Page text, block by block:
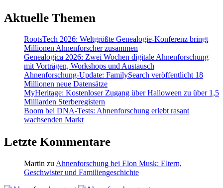
Aktuelle Themen
RootsTech 2026: Weltgrößte Genealogie-Konferenz bringt
Millionen Ahnenforscher zusammen
Genealogica 2026: Zwei Wochen digitale Ahnenforschung
mit Vorträgen, Workshops und Austausch
Ahnenforschung-Update: FamilySearch veröffentlicht 18
Millionen neue Datensätze
MyHeritage: Kostenloser Zugang über Halloween zu über 1,5
Milliarden Sterberegistern
Boom bei DNA-Tests: Ahnenforschung erlebt rasant
wachsenden Markt
Letzte Kommentare
Martin zu Ahnenforschung bei Elon Musk: Eltern,
Geschwister und Familiengeschichte